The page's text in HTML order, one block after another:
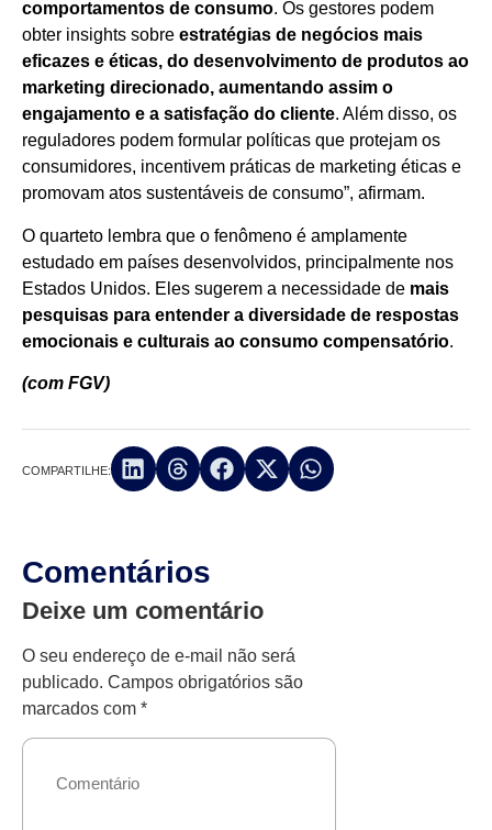
comportamentos de consumo. Os gestores podem
obter insights sobre estratégias de negócios mais
eficazes e éticas, do desenvolvimento de produtos ao
marketing direcionado, aumentando assim o
engajamento e a satisfação do cliente. Além disso, os
reguladores podem formular políticas que protejam os
consumidores, incentivem práticas de marketing éticas e
promovam atos sustentáveis ​​de consumo”, afirmam.
O quarteto lembra que o fenômeno é amplamente
estudado em países desenvolvidos, principalmente nos
Estados Unidos. Eles sugerem a necessidade de mais
pesquisas para entender a diversidade de respostas
emocionais e culturais ao consumo compensatório.
(com FGV)
COMPARTILHE:
Comentários
Deixe um comentário
O seu endereço de e-mail não será
publicado. Campos obrigatórios são
marcados com *